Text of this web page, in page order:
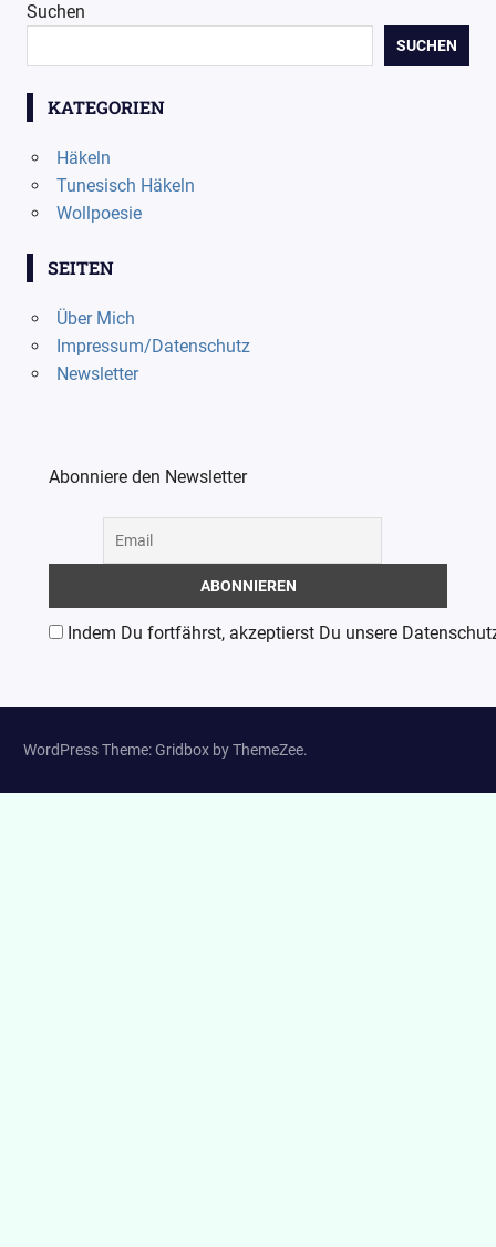
Suchen
SUCHEN
KATEGORIEN
Häkeln
Tunesisch Häkeln
Wollpoesie
SEITEN
Über Mich
Impressum/Datenschutz
Newsletter
Abonniere den Newsletter
Indem Du fortfährst, akzeptierst Du unsere
WordPress Theme: Gridbox by ThemeZee.